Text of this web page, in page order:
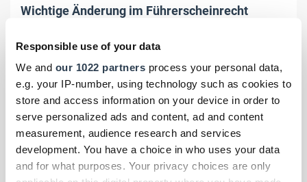
Responsible use of your data
We and our 1022 partners process your personal data,
e.g. your IP-number, using technology such as cookies to
store and access information on your device in order to
serve personalized ads and content, ad and content
measurement, audience research and services
development. You have a choice in who uses your data
and for what purposes. Your privacy choices are only
Wichtige Änderung im Führerscheinrecht
zur Abgrenzung C-und D-Klassen gelten doch erst für ab 28.12.2016